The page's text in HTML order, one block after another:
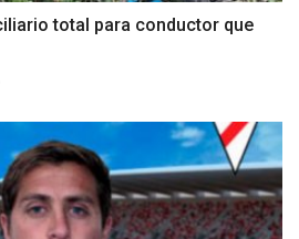
total para conductor que